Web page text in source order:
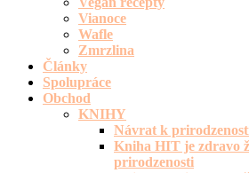
Vianoce
Wafle
Zmrzlina
Články
Spolupráce
Obchod
KNIHY
Návrat k
Kniha HIT je zdravo
prirodzenosti